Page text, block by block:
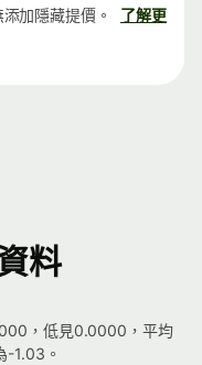
加隱藏提價。
了解更
料
，低見0.0000，平均
-1.03。